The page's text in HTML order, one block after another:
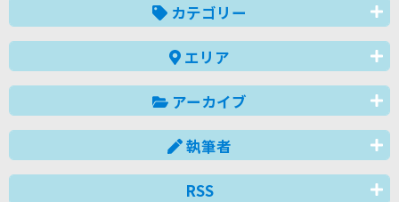
カテゴリー
エリア
アーカイブ
執筆者
RSS